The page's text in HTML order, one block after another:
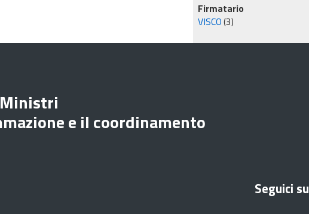
Firmatario
VISCO(3)
e il coordinamento
Seguici su